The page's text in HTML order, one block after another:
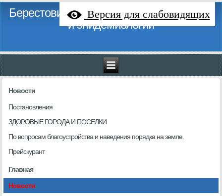
Версия для слабовидящих
Берестовицкий районный центр гигиены
и эпидемиологии
Новости
Постановления
ЗДОРОВЫЕ ГОРОДА И ПОСЕЛКИ
По вопросам благоустройства и наведения порядка на земле.
Прейскурант
Главная
Новости